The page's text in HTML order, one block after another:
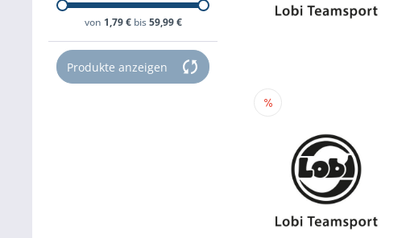
von 1,79 € bis59,99 €
Produkte anzeigen